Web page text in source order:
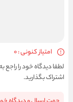
امتیاز کنونی : 0
لطفا دیدگاه خود را راجع
اشتراک بگذارید.